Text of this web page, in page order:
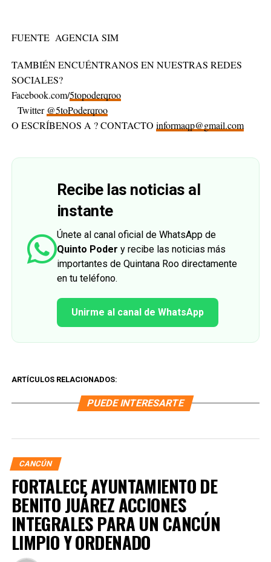
FUENTE AGENCIA SIM
TAMBIÉN ENCUÉNTRANOS EN NUESTRAS REDES
SOCIALES?
Facebook.com/5topoderqroo
Twitter @5toPoderqroo
O ESCRÍBENOS A ? CONTACTO informaqp@gmail.com
Recibe las noticias al
instante
Únete al canal oficial de WhatsApp de
Quinto Poder y recibe las noticias más
importantes de Quintana Roo directamente
en tu teléfono.
Unirme al canal de WhatsApp
ARTÍCULOS RELACIONADOS:
PUEDE INTERESARTE
CANCÚN
FORTALECE AYUNTAMIENTO DE
BENITO JUÁREZ ACCIONES
INTEGRALES PARA UN CANCÚN
LIMPIO Y ORDENADO